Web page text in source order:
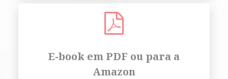
E-book em PDF ou para a
Amazon